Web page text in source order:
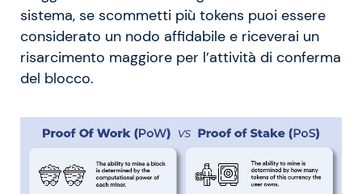
sistema, se scommetti più tokens puoi essere
considerato un nodo affidabile e riceverai un
risarcimento maggiore per l’attività di conferma
del blocco.